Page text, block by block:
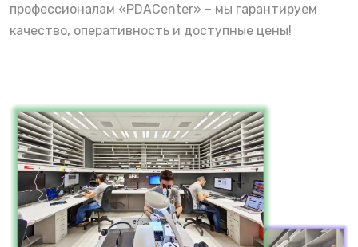
профессионалам «PDACenter» – мы гарантируем
качество, оперативность и доступные цены!